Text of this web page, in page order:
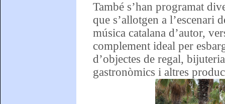
També s’han programat
que s’allotgen a l’escenari
música catalana d’autor,
complement ideal per
d’objectes de regal,
gastronòmics i altres